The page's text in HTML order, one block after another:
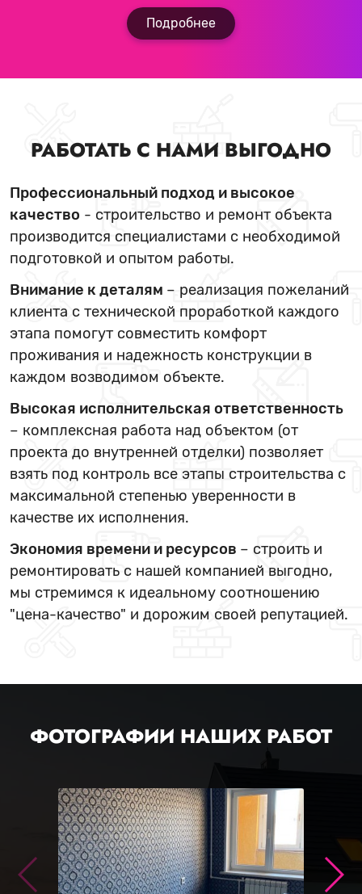
Подробнее
РАБОТАТЬ С НАМИ ВЫГОДНО
Профессиональный подход и высокое
качество - строительство и ремонт объекта
производится специалистами с необходимой
подготовкой и опытом работы.
Внимание к деталям – реализация пожеланий
клиента с технической проработкой каждого
этапа помогут совместить комфорт
проживания и надежность конструкции в
каждом возводимом объекте.
Высокая исполнительская ответственность
– комплексная работа над объектом (от
проекта до внутренней отделки) позволяет
взять под контроль все этапы строительства с
максимальной степенью уверенности в
качестве их исполнения.
Экономия времени и ресурсов – строить и
ремонтировать с нашей компанией выгодно,
мы стремимся к идеальному соотношению
"цена-качество" и дорожим своей репутацией.
ФОТОГРАФИИ НАШИХ РАБОТ